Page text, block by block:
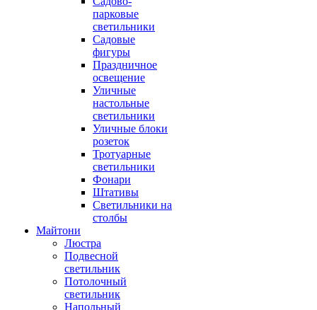
парковые
светильники
Садовые
фигуры
Праздничное
освещение
Уличные
настольные
светильники
Уличные блоки
розеток
Тротуарные
светильники
Фонари
Штативы
Светильники на
столбы
Майтони
Люстра
Подвесной
светильник
Потолочный
светильник
Напольный